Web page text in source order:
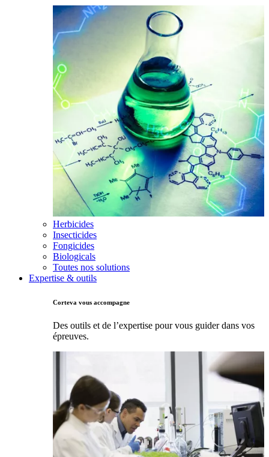
Herbicides
Insecticides
Fongicides
Biologicals
Toutes nos solutions
Expertise & outils
Corteva vous accompagne
Des outils et de l’expertise pour vous guider dans vos
épreuves.